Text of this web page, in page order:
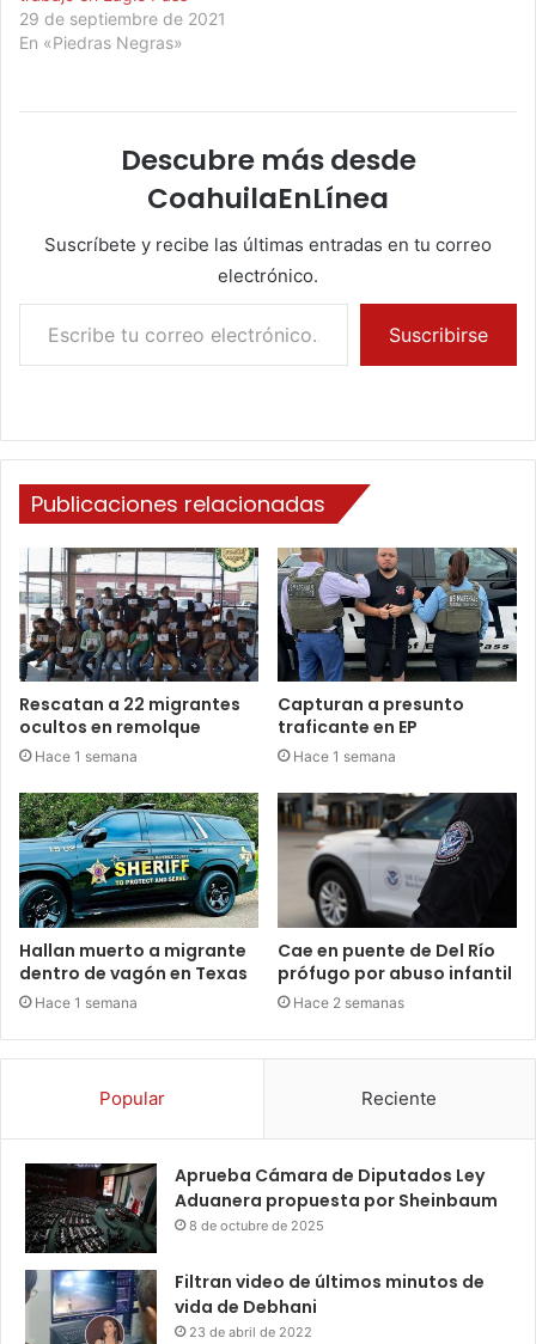
29 de septiembre de 2021
En «Piedras Negras»
Descubre más desde
CoahuilaEnLínea
Suscríbete y recibe las últimas entradas en tu correo
electrónico.
Escribe tu correo electrónico…
Suscribirse
Publicaciones relacionadas
Rescatan a 22 migrantes
ocultos en remolque
Hace 1 semana
Capturan a presunto
traficante en EP
Hace 1 semana
Hallan muerto a migrante
dentro de vagón en Texas
Hace 1 semana
Cae en puente de Del Río
prófugo por abuso infantil
Hace 2 semanas
Popular Reciente
Aprueba Cámara de Diputados Ley
Aduanera propuesta por Sheinbaum
8 de octubre de 2025
Filtran video de últimos minutos de
vida de Debhani
23 de abril de 2022